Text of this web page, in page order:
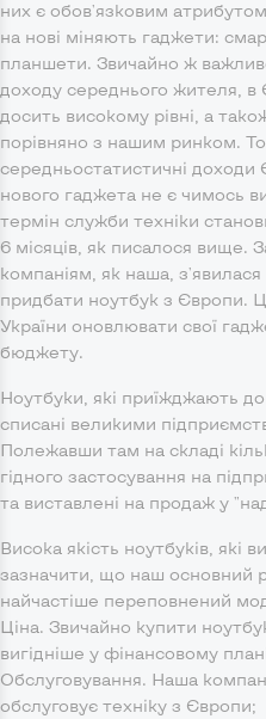
них є обов'язковим
на нові міняють гаджети:
планшети. Звичайно ж
доходу середнього жителя, в
досить високому рівні, а
порівняно з нашим ринком.
середньостатистичні доходи
нового гаджета не є чимось
термін служби техніки
6 місяців, як писалося вище.
компаніям, як наша,
придбати ноутбук з Європи.
України оновлювати свої
бюджету.
Ноутбуки, які приїжджають
списані великими
Полежавши там на складі
гідного застосування на
та виставлені на продаж у
Висока якість ноутбуків, які
зазначити, що наш основний
найчастіше переповнений
Ціна. Звичайно купити
вигідніше у фінансовому
Обслуговування. Наша
обслуговує техніку з Європи;